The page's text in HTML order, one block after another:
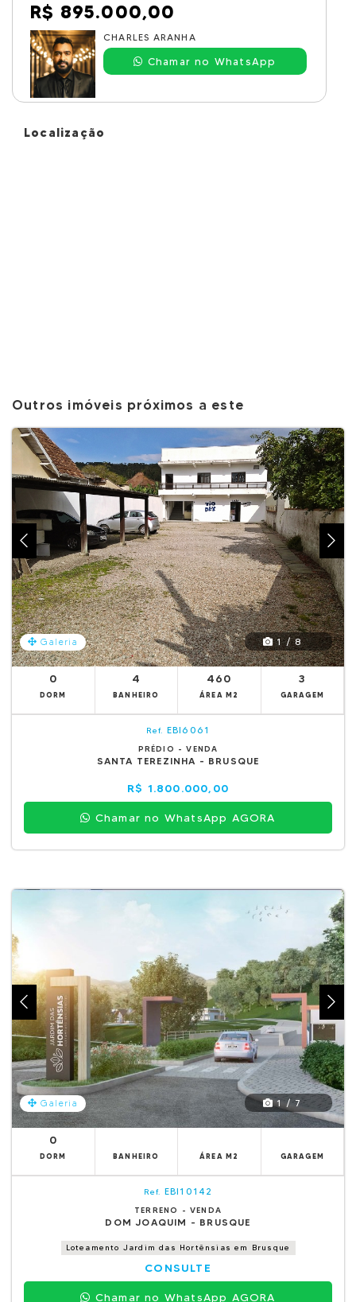
R$ 895.000,00
CHARLES ARANHA
Chamar no WhatsApp
Localização
Outros imóveis próximos a este
Galeria 1 / 8
0
DORM
4
BANHEIRO
460
ÁREA M2
3
GARAGEM
Ref. EBI6061
PRÉDIO - VENDA
SANTA TEREZINHA - BRUSQUE
R$ 1.800.000,00
Chamar no WhatsApp AGORA
Galeria 1 / 7
0
DORM BANHEIRO ÁREA M2 GARAGEM
Ref. EBI10142
TERRENO - VENDA
DOM JOAQUIM - BRUSQUE
Loteamento Jardim das Hortênsias em Brusque
CONSULTE
Chamar no WhatsApp AGORA